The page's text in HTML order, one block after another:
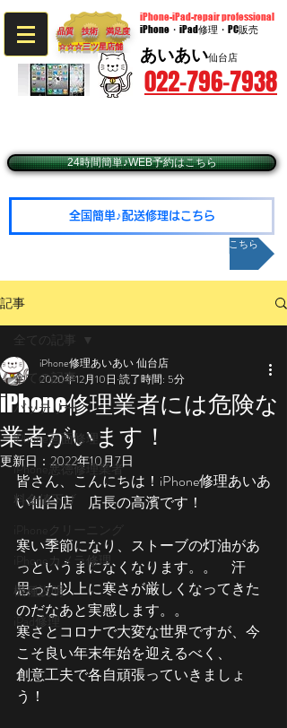
022-796-7938
☆☆☆​三ツ星店舗
品質 技術 満足度
iPhone-iPad-repair professional
iPhone・iPad修理・PC販売
あいあい仙台店
24時間簡単♪WEB予約はこちら
全国簡単♪配送修理はこちら
メールお問い合わせはこちら
記事
全ての記事
バッテリー
iPhone画面修理
iPhone悪徳修理業者
料金値下げ
iPhoneクリーニング
iPhoneカメラ修理
機種説明
iPad修理
全ての記事
iPhone修理業者には危険な
業者がいます！
iPhone修理あいあい 仙台店
2020年12月10日 読了時間: 5分
更新日： 2022年10月7日
皆さん、こんにちは！iPhone修理あいあ
い仙台店　店長の高濱です！
寒い季節になり、ストーブの灯油があ
っというまになくなります。。　汗
思った以上に寒さが厳しくなってきた
のだなあと実感します。。
寒さとコロナで大変な世界ですが、今
こそ良い年末年始を迎えるべく、
創意工夫で各自頑張っていきましょ
う！